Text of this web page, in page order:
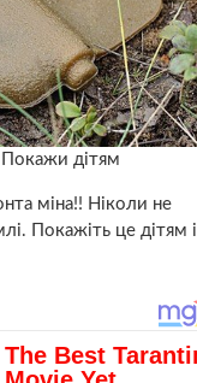
дітям
міна!! Ніколи не
Покажіть це дітям і